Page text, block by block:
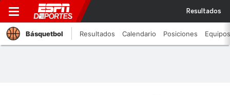
Resultados
Básquetbol Resultados Calendario Posiciones Equipos